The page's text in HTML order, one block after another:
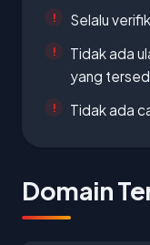
Selalu
Tidak ada
yang
Tidak ada
Domain